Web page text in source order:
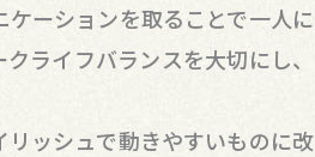
ーションを取ることで一人に
ライフバランスを大切にし、
ッシュで動きやすいものに改